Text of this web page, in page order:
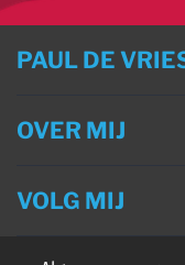
PAUL DE
BLOG (DEUTSCH)
OVER MIJ
VOLG MIJ